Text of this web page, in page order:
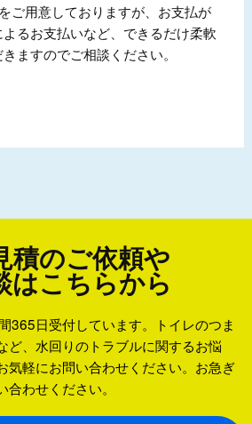
ご用意しておりますが、お支払が
るお支払いなど、できるだけ柔軟
ますのでご相談ください。
積のご依頼や
はこちらから
365日受付しています。トイレのつま
ど、水回りのトラブルに関するお悩
気軽にお問い合わせください。お急ぎ
わせください。